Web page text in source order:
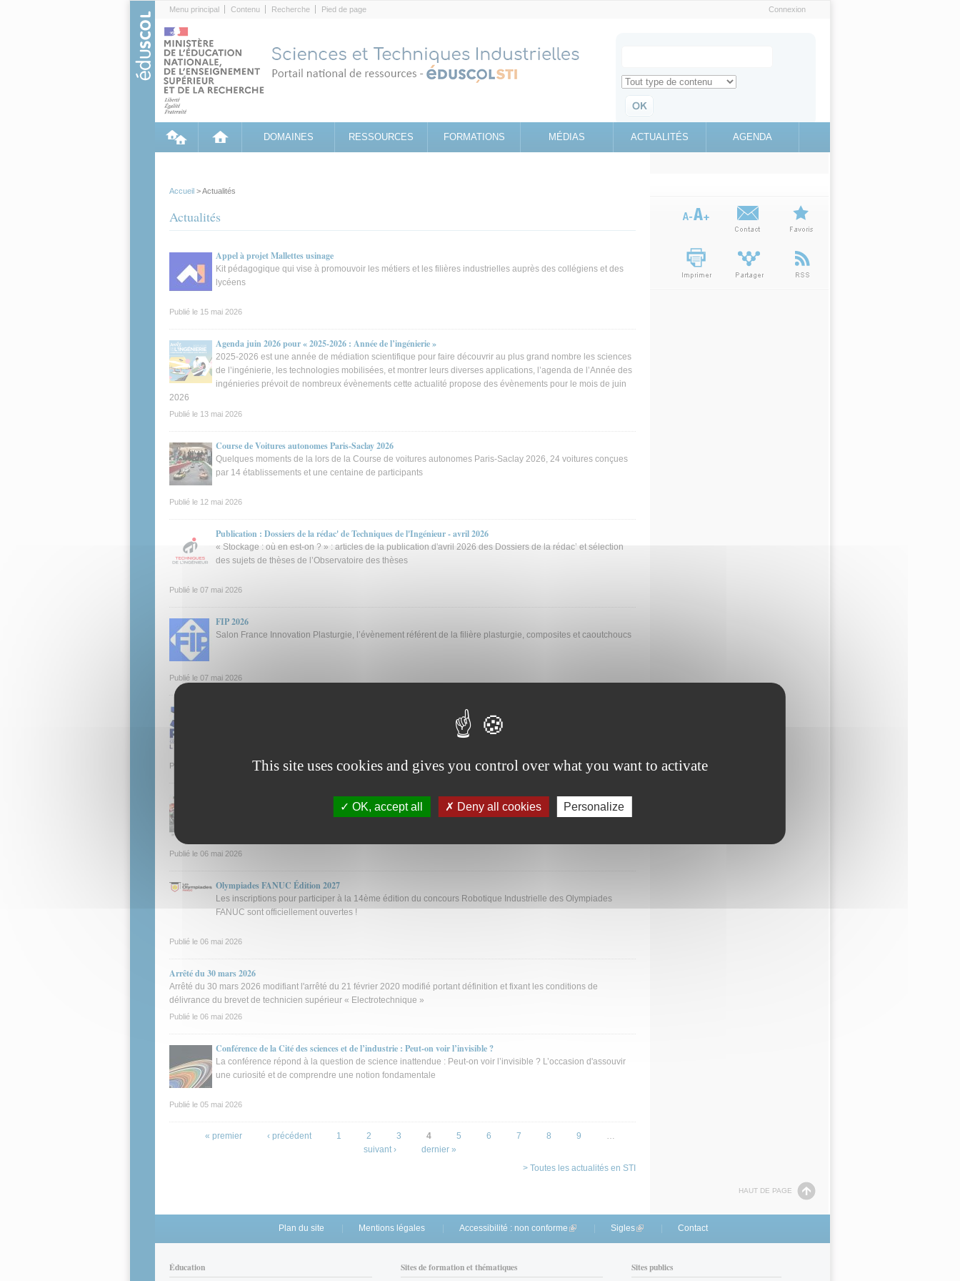
Menu principal Contenu Recherche Pied de page Connexion
Search for
Retrouvez toute l'information sur le site education.gouv.fr
DOMAINES RESSOURCES FORMATIONS MÉDIAS ACTUALITÉS AGENDA
Accueil > Actualités
Actualités
Appel à projet Mallettes usinage
Kit pédagogique qui vise à promouvoir les métiers et les filières industrielles auprès des collégiens et des
lycéens
Publié le 15 mai 2026
Agenda juin 2026 pour « 2025-2026 : Année de l’ingénierie »
2025-2026 est une année de médiation scientifique pour faire découvrir au plus grand nombre les sciences
de l’ingénierie, les technologies mobilisées, et montrer leurs diverses applications, l’agenda de l’Année des
ingénieries prévoit de nombreux évènements cette actualité propose des évènements pour le mois de juin
2026
Publié le 13 mai 2026
Course de Voitures autonomes Paris-Saclay 2026
Quelques moments de la lors de la Course de voitures autonomes Paris-Saclay 2026, 24 voitures conçues
par 14 établissements et une centaine de participants
Publié le 12 mai 2026
Publication : Dossiers de la rédac' de Techniques de l'Ingénieur - avril 2026
« Stockage : où en est-on ? » : articles de la publication d'avril 2026 des Dossiers de la rédac’ et sélection
des sujets de thèses de l’Observatoire des thèses
Publié le 07 mai 2026
FIP 2026
Salon France Innovation Plasturgie, l’évènement référent de la filière plasturgie, composites et caoutchoucs
Publié le 07 mai 2026
Publié le
La revue MICRONORA INFORMATIONS présente les recherches, les découvertes, les expériences et les
Publié le 06 mai 2026
Olympiades FANUC Édition 2027
Les inscriptions pour participer à la 14ème édition du concours Robotique Industrielle des Olympiades
FANUC sont officiellement ouvertes !
Publié le 06 mai 2026
Arrêté du 30 mars 2026
Arrêté du 30 mars 2026 modifiant l'arrêté du 21 février 2020 modifié portant définition et fixant les conditions de
délivrance du brevet de technicien supérieur « Electrotechnique »
Publié le 06 mai 2026
Conférence de la Cité des sciences et de l’industrie : Peut-on voir l’invisible ?
La conférence répond à la question de science inattendue : Peut-on voir l’invisible ? L’occasion d'assouvir
une curiosité et de comprendre une notion fondamentale
Publié le 05 mai 2026
« premier ‹ précédent 1 2 3 4 5 6 7 8 9
…
suivant ›
dernier »
> Toutes les actualités en STI
HAUT DE PAGE
Plan du site Mentions légales Accessibilité : non conforme (link is external)
Sigles(link is external)
Contact
Éducation Sites de formation et thématiques Sites publics
This site uses cookies and gives you control over what you want to activate
OK, accept all Deny all cookies Personalize